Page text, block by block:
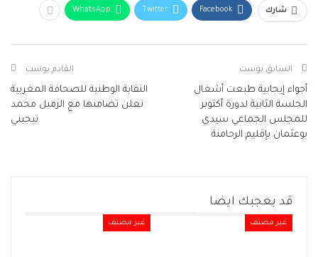
شارك Facebook
Twitter
WhatsApp
السابق بوست
أجواء إيجابية طبعت أشغال
الجلسة الثانية لدورة أكتوبر
للمجلس الجماعي سيدي
بوعثمان بإقليم الرحامنة
القادم بوست
النقابة الوطنية للصحافة المغربية
تعلن تضامنها مع الزميل محمد
تيجيني
قد يعجبك ايضا
غير مصنف غير مصنف